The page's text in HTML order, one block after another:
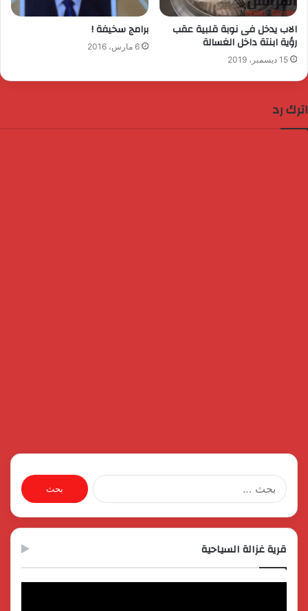
الاب يدخل فى نوبة قلبية عقب
رؤية ابنتة داخل الغسالة
15 ديسمبر، 2019
برامج سخيفة !
6 مارس، 2016
اترك رد
البحث
عن:
قرية غزالة السياحية